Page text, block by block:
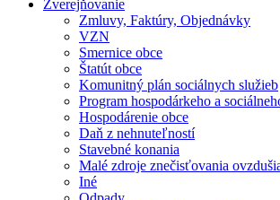
Zverejňovanie
Zmluvy, Faktúry, Objednávky
VZN
Smernice obce
Štatút obce
Komunitný plán sociálnych služieb
Program hospodárkeho a
Hospodárenie obce
Daň z nehnuteľností
Stavebné konania
Malé zdroje znečisťovania
Iné